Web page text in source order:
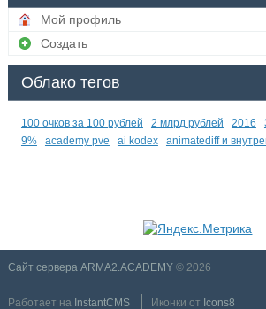
Мой профиль
Создать
Облако тегов
100 очков за 100 рублей 2 млрд рублей 2016
9%
academy pve ai kodex animatediff и
Сайт сервера ARMA2.ACADEMY© 2026
Работает на InstantCMS Иконки от Icons8